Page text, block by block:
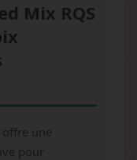
Mix RQS
offre une
pour